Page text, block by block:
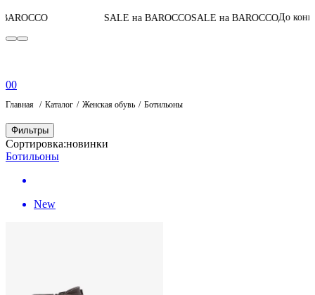
SALE на BAROCCOSALE на BAROCCOДо конца акции06:16:
00
Главная Каталог Женская обувь Ботильоны
Фильтры
Сортировка:новинки
Ботильоны
New